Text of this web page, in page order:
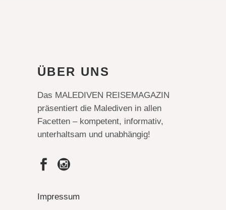
ÜBER UNS
Das MALEDIVEN REISEMAGAZIN
präsentiert die Malediven in allen
Facetten – kompetent, informativ,
unterhaltsam und unabhängig!
Impressum